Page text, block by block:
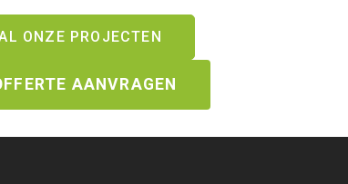
ONZE PROJECTEN
AANVRAGEN